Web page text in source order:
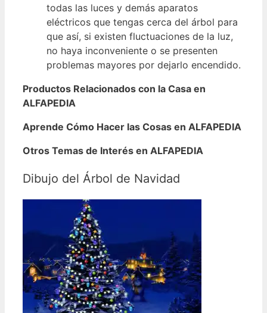
todas las luces y demás aparatos
eléctricos que tengas cerca del árbol para
que así, si existen fluctuaciones de la luz,
no haya inconveniente o se presenten
problemas mayores por dejarlo encendido.
Productos Relacionados con la Casa en
ALFAPEDIA
Aprende Cómo Hacer las Cosas en ALFAPEDIA
Otros Temas de Interés en ALFAPEDIA
Dibujo del Árbol de Navidad